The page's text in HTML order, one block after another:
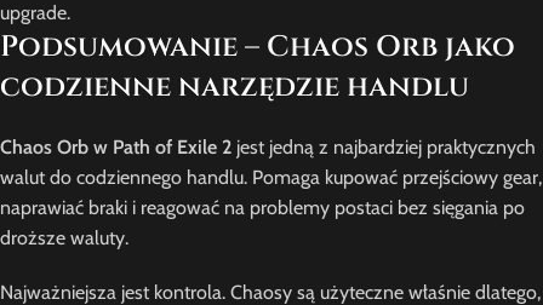
upgrade.
Podsumowanie – Chaos Orb jako
codzienne narzędzie handlu
Chaos Orb w Path of Exile 2 jest jedną z najbardziej praktycznych
walut do codziennego handlu. Pomaga kupować przejściowy gear,
naprawiać braki i reagować na problemy postaci bez sięgania po
droższe waluty.
Najważniejsza jest kontrola. Chaosy są użyteczne właśnie dlatego,